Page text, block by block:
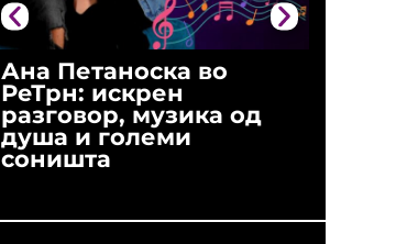
Ана Петаноска во
РеТрн: искрен
разговор, музика од
душа и големи
соништа